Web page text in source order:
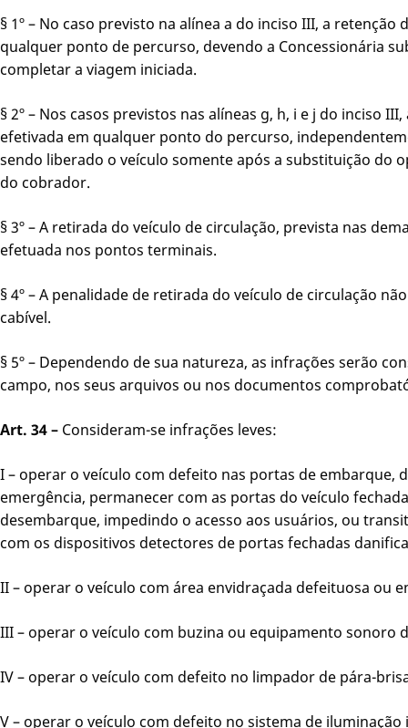
§ 1º – No caso previsto na alínea a do inciso III, a retenção
qualquer ponto de percurso, devendo a Concessionária
completar a viagem iniciada.
§ 2º – Nos casos previstos nas alíneas g, h, i e j do inciso
efetivada em qualquer ponto do percurso,
sendo liberado o veículo somente após a substituição do
do cobrador.
§ 3º – A retirada do veículo de circulação, prevista nas
efetuada nos pontos terminais.
§ 4º – A penalidade de retirada do veículo de circulação
cabível.
§ 5º – Dependendo de sua natureza, as infrações serão
campo, nos seus arquivos ou nos documentos
Art. 34 – Consideram-se infrações leves:
I – operar o veículo com defeito nas portas de embarque,
emergência, permanecer com as portas do veículo
desembarque, impedindo o acesso aos usuários, ou
com os dispositivos detectores de portas fechadas
II – operar o veículo com área envidraçada defeituosa ou
III – operar o veículo com buzina ou equipamento sonoro
IV – operar o veículo com defeito no limpador de pára-
V – operar o veículo com defeito no sistema de